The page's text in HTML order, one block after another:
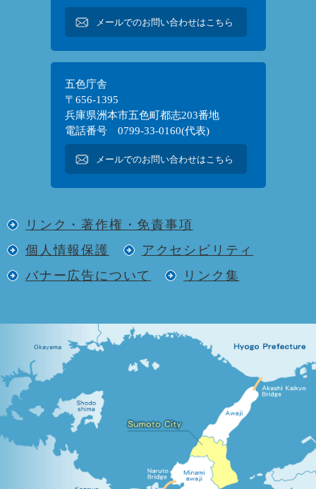
メールでのお問い合わせはこちら
五色庁舎
〒656-1395
兵庫県洲本市五色町都志203番地
電話番号 0799-33-0160(代表)
メールでのお問い合わせはこちら
リンク・著作権・免責事項
個人情報保護
アクセシビリティ
バナー広告について
リンク集